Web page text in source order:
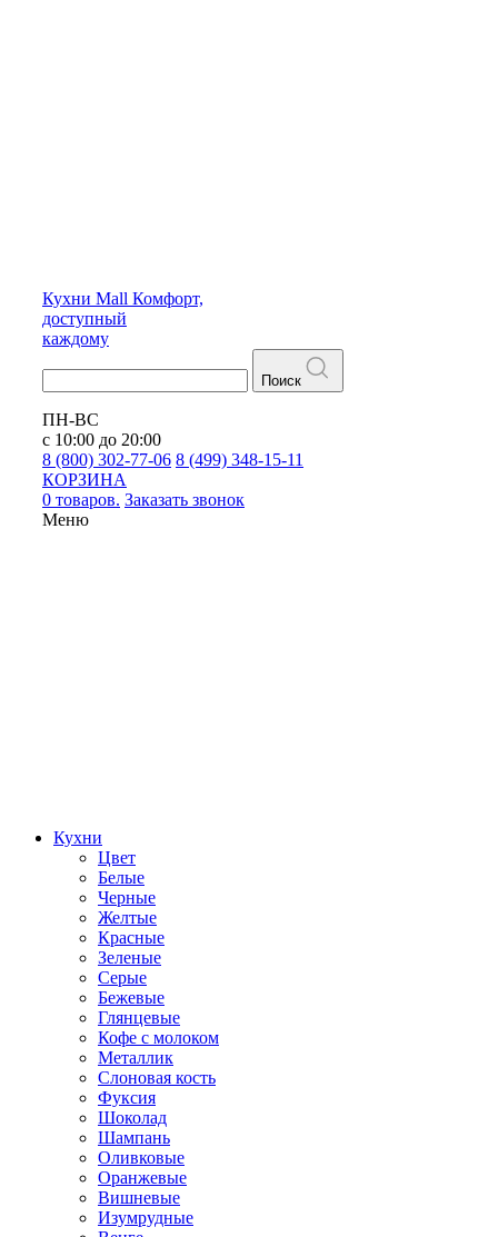
Кухни Mall Комфорт,
доступный
каждому
Поиск
ПН-ВС
с 10:00 до 20:00
8 (800) 302-77-06 8 (499) 348-15-11
КОРЗИНА
0 товаров. Заказать звонок
Меню
Кухни
Цвет
Белые
Черные
Желтые
Красные
Зеленые
Серые
Бежевые
Глянцевые
Кофе с молоком
Металлик
Слоновая кость
Фуксия
Шоколад
Шампань
Оливковые
Оранжевые
Вишневые
Изумрудные